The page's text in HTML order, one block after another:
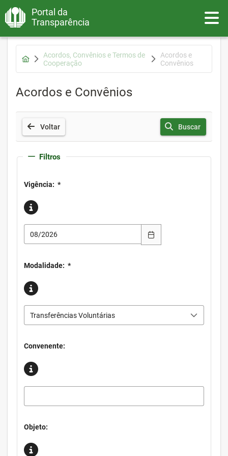
Portal da
Transparência
Acordos, Convênios e Termos de
Cooperação
Acordos e
Convênios
Acordos e Convênios
Voltar Buscar
Filtros
Vigência: *
Modalidade: *
Transferências Voluntárias
Convenente:
Objeto: